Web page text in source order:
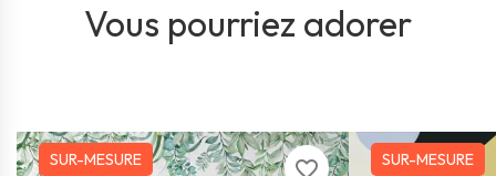
Vous pourriez adorer
favorite_border
SUR-MESURE SUR-MESURE